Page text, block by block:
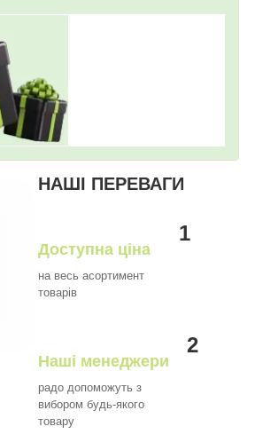
НАШІ ПЕРЕВАГИ
1
Доступна ціна
на весь асортимент
товарів
2
Наші менеджери
радо допоможуть з
вибором будь-якого
товару